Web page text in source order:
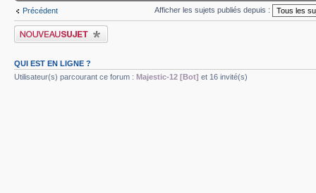
Précédent Afficher les sujets publiés depuis :
Publier un nouveau sujet
QUI EST EN LIGNE ?
Utilisateur(s) parcourant ce forum : Majestic-12 [Bot] et 16 invité(s)